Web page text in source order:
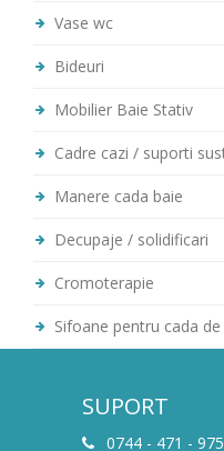
Vase wc
Bideuri
Mobilier Baie Stativ
Cadre cazi / suporti
Manere cada baie
Decupaje / solidificari
Cromoterapie
Sifoane pentru cada de
SUPORT
0744 - 471 - 975